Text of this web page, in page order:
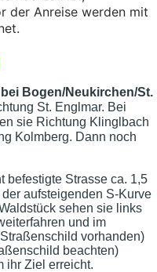
der Anreise werden mit
Bogen/Neukirchen/St.
St. Englmar. Bei
sie Richtung Klinglbach
Kolmberg. Dann noch
befestigte Strasse ca. 1,5
aufsteigenden S-Kurve
sehen sie links
und im
vorhanden)
beachten)
ihr Ziel erreicht.